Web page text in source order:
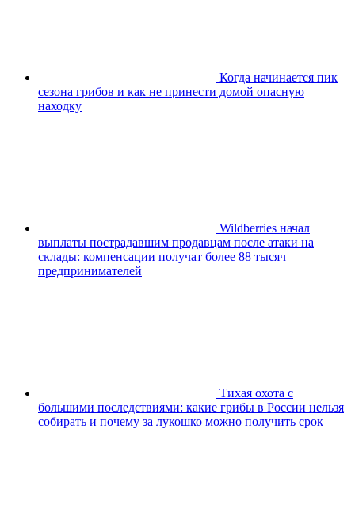
Когда начинается пик
сезона грибов и как не принести домой опасную
находку
Wildberries начал
выплаты пострадавшим продавцам после атаки на
склады: компенсации получат более 88 тысяч
предпринимателей
Тихая охота с
большими последствиями: какие грибы в России нельзя
собирать и почему за лукошко можно получить срок